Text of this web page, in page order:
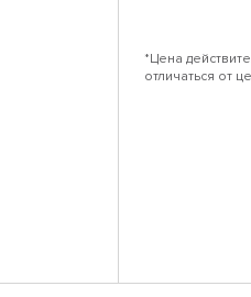
*Цена
отличаться от